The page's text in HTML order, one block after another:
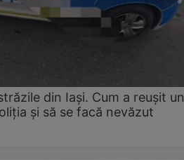
din Iași. Cum a reușit un
și să se facă nevăzut